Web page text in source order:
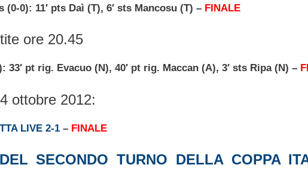
(0-0): 11′ pts Daì (T), 6′ sts Mancosu (T) – FINALE
ore 20.45
33′ pt rig. Evacuo (N), 40′ pt rig. Maccan (A), 3′ sts Ripa (N) –
ottobre 2012:
LIVE 2-1 – FINALE
SECONDO TURNO DELLA COPPA